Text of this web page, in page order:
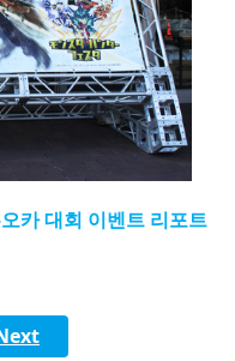
카 대회 이벤트 리포트